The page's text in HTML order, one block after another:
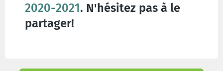
2020-2021. N'hésitez pas à le
partager!